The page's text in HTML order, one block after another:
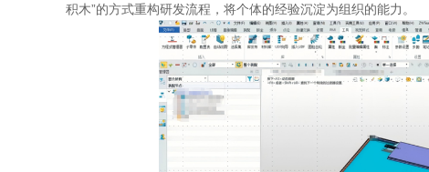
积木”的方式重构研发流程，将个体的经验沉淀为组织的能力。